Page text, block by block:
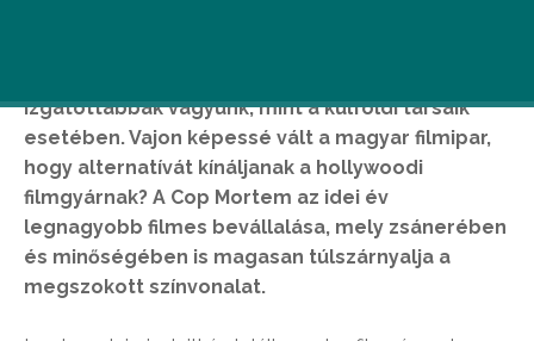
izgatottabbak vagyunk, mint a külföldi társaik
esetében. Vajon képessé vált a magyar filmipar,
hogy alternatívát kínáljanak a hollywoodi
filmgyárnak? A Cop Mortem az idei év
legnagyobb filmes bevállalása, mely zsánerében
és minőségében is magasan túlszárnyalja a
megszokott színvonalat.